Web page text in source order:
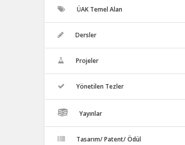
ÜAK Temel Alan
Dersler
Projeler
Yönetilen Tezler
Yayınlar
Tasarım/ Patent/ Ödül